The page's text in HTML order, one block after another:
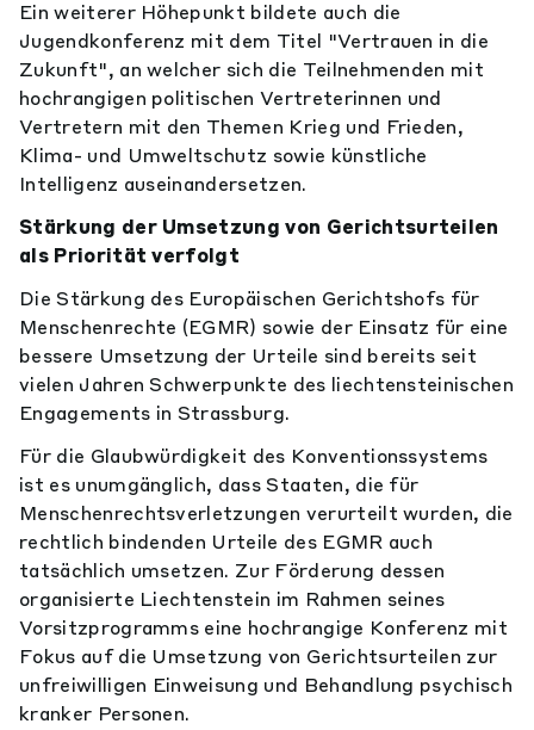
Ein weiterer Höhepunkt bildete auch die
Jugendkonferenz mit dem Titel "Vertrauen in die
Zukunft", an welcher sich die Teilnehmenden mit
hochrangigen politischen Vertreterinnen und
Vertretern mit den Themen Krieg und Frieden,
Klima- und Umweltschutz sowie künstliche
Intelligenz auseinandersetzen.
Stärkung der Umsetzung von Gerichtsurteilen
als Priorität verfolgt
Die Stärkung des Europäischen Gerichtshofs für
Menschenrechte (EGMR) sowie der Einsatz für eine
bessere Umsetzung der Urteile sind bereits seit
vielen Jahren Schwerpunkte des liechtensteinischen
Engagements in Strassburg.
Für die Glaubwürdigkeit des Konventionssystems
ist es unumgänglich, dass Staaten, die für
Menschenrechtsverletzungen verurteilt wurden, die
rechtlich bindenden Urteile des EGMR auch
tatsächlich umsetzen. Zur Förderung dessen
organisierte Liechtenstein im Rahmen seines
Vorsitzprogramms eine hochrangige Konferenz mit
Fokus auf die Umsetzung von Gerichtsurteilen zur
unfreiwilligen Einweisung und Behandlung psychisch
kranker Personen.